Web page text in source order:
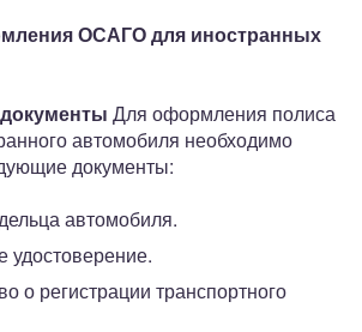
ОСАГО для иностранных
Для оформления полиса
автомобиля необходимо
документы:
автомобиля.
удостоверение.
о регистрации транспортного